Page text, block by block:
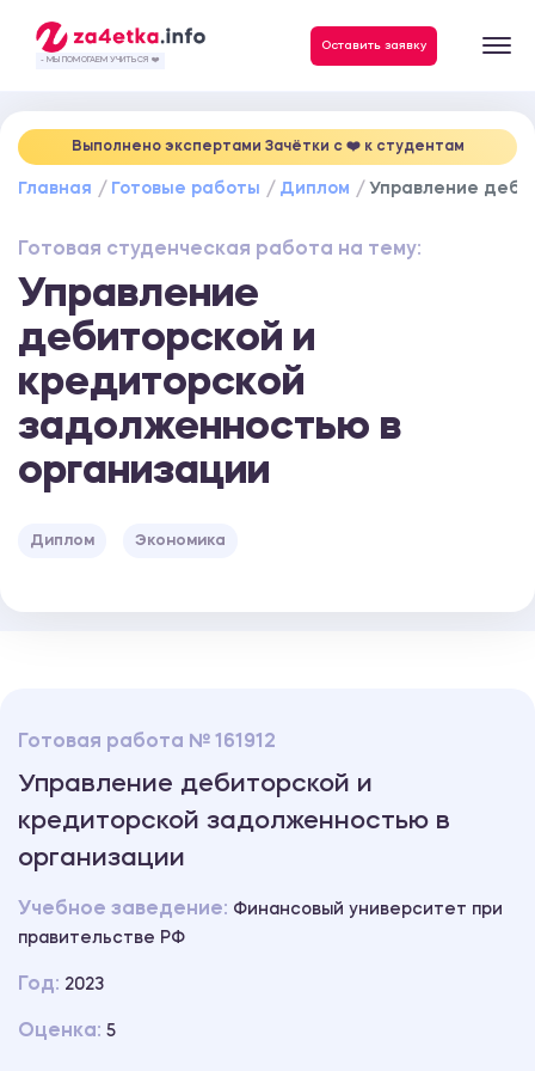
- МЫ ПОМОГАЕМ УЧИТЬСЯ ❤️
Оставить заявку
Выполнено экспертами Зачётки c ❤️ к студентам
Главная Готовые работы Диплом Управление
Готовая студенческая работа на тему:
Управление
дебиторской и
кредиторской
задолженностью в
организации
Диплом Экономика
Готовая работа № 161912
Управление дебиторской и
кредиторской задолженностью в
организации
Учебное заведение: Финансовый университет при
правительстве РФ
Год: 2023
Оценка: 5